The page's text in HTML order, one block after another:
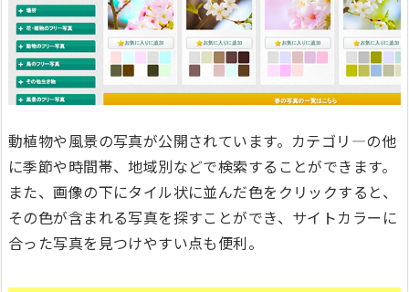
動植物や風景の写真が公開されています。カテゴリ—の他
に季節や時間帯、地域別などで検索することができます。
また、画像の下にタイル状に並んだ色をクリックすると、
その色が含まれる写真を探すことができ、サイトカラーに
合った写真を見つけやすい点も便利。